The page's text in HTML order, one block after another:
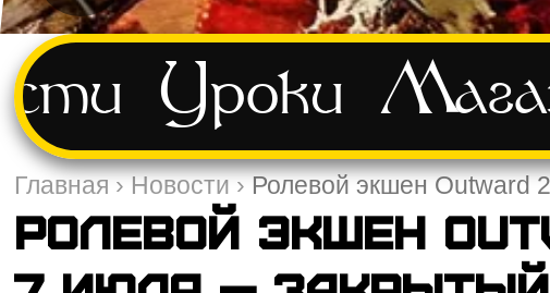
Уроки
Главная › Новости › Ролевой экшен Outward
Ролевой экшен